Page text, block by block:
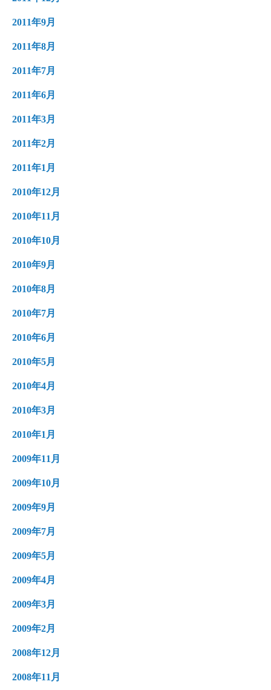
2011年9月
2011年8月
2011年7月
2011年6月
2011年3月
2011年2月
2011年1月
2010年12月
2010年11月
2010年10月
2010年9月
2010年8月
2010年7月
2010年6月
2010年5月
2010年4月
2010年3月
2010年1月
2009年11月
2009年10月
2009年9月
2009年7月
2009年5月
2009年4月
2009年3月
2009年2月
2008年12月
2008年11月